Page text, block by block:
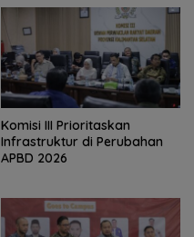
‎Komisi III Prioritaskan
Infrastruktur di Perubahan
APBD 2026